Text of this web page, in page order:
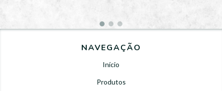
NAVEGAÇÃO
Início
Produtos